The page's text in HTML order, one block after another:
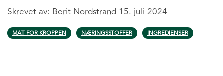
Skrevet av: Berit Nordstrand 15. juli 2024
MAT FOR KROPPEN NÆRINGSSTOFFER INGREDIENSER